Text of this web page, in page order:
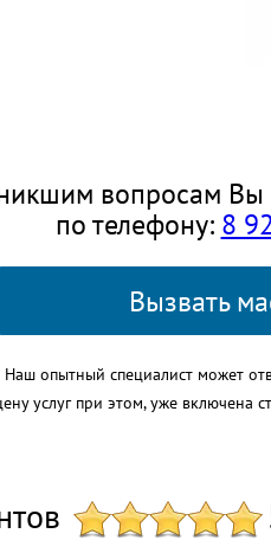
вопросам Вы
по телефону: 8
Вызвать
Наш опытный специалист может
услуг при этом, уже включена